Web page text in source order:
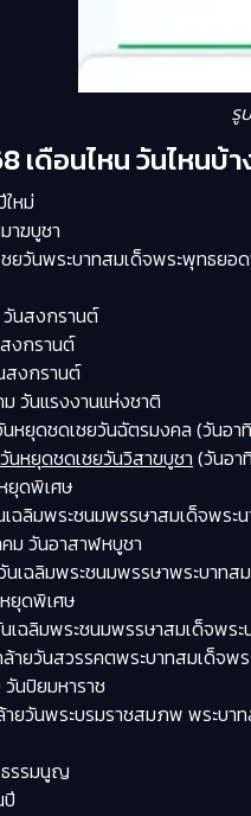
รู
เดือนไหน วันไหนบ้า
หม่
าฆบูชา
ยวันพระบาทสมเด็จพระพุทธย
วันสงกรานต์
งกรานต์
สงกรานต์
วันแรงงานแห่งชาติ
หยุดชดเชยวันฉัตรมงคล (วันอ
วันหยุดชดเชยวันวิสาขบูชา (วันอา
ยุดพิเศษ
เฉลิมพระชนมพรรษาสมเด็จพร
ม วันอาสาฬหบูชา
เฉลิมพระชนมพรรษาพระบาทสม
ยุดพิเศษ
เฉลิมพระชนมพรรษาสมเด็จพร
ายวันสวรรคตพระบาทสมเด็จ
นปิยมหาราช
ยวันพระบรมราชสมภพ พระบ
ธรรมนูญ